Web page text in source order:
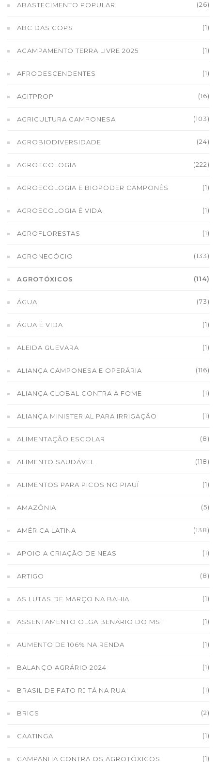
ABASTECIMENTO POPULAR (26)
ABC DAS COPS (1)
ACAMPAMENTO TERRA LIVRE 2025 (1)
AFRODESCENDENTES (1)
AGITPROP (16)
AGRICULTURA CAMPONESA (103)
AGROBIODIVERSIDADE (24)
AGROECOLOGIA (222)
AGROECOLOGIA E BIOPODER CAMPONÊS (1)
AGROECOLOGIA É VIDA (1)
AGROFLORESTAS (1)
AGRONEGÓCIO (133)
AGROTÓXICOS (114)
ÁGUA (73)
ÁGUA É VIDA (1)
ALEIDA GUEVARA (1)
ALIANÇA CAMPONESA E OPERÁRIA (116)
ALIANÇA GLOBAL CONTRA A FOME (1)
ALIANÇA MINISTERIAL PARA IRRIGAÇÃO (1)
ALIMENTAÇÃO ESCOLAR (8)
ALIMENTO SAUDÁVEL (118)
ALIMENTOS PARA PICOS NO PIAUÍ (1)
AMAZÔNIA (5)
AMÉRICA LATINA (138)
APOIO A CRIAÇÃO DE NEAS (1)
ARTIGO (8)
AS LUTAS DE MARÇO NA BAHIA (1)
ASSENTAMENTO OLGA BENÁRIO DO MST (1)
AUMENTO DE 106% NA RENDA (1)
BALANÇO AGRÁRIO 2024 (1)
BRASIL DE FATO RJ TÁ NA RUA (1)
BRICS (2)
CAATINGA (1)
CAMPANHA CONTRA OS AGROTÓXICOS (1)